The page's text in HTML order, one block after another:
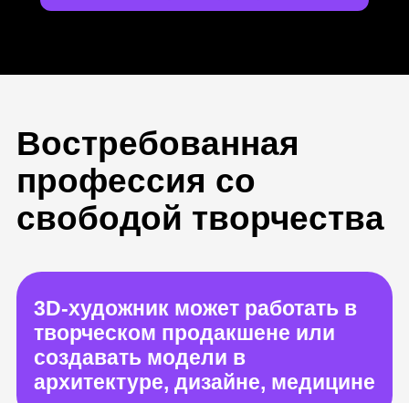
Востребованная
свободой творчества
3D-художник может работать в
творческом продакшене или
создавать модели в
архитектуре, дизайне, медицине
3D-художник «оживляет»
проекты, передает их
индивидуальность и погружает
в подходящую атмосферу